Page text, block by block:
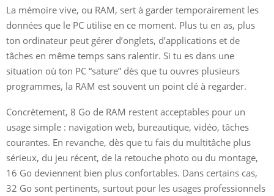
La mémoire vive, ou RAM, sert à garder temporairement les
données que le PC utilise en ce moment. Plus tu en as, plus
ton ordinateur peut gérer d’onglets, d’applications et de
tâches en même temps sans ralentir. Si tu es dans une
situation où ton PC “sature” dès que tu ouvres plusieurs
programmes, la RAM est souvent un point clé à regarder.
Concrètement, 8 Go de RAM restent acceptables pour un
usage simple : navigation web, bureautique, vidéo, tâches
courantes. En revanche, dès que tu fais du multitâche plus
sérieux, du jeu récent, de la retouche photo ou du montage,
16 Go deviennent bien plus confortables. Dans certains cas,
32 Go sont pertinents, surtout pour les usages professionnels